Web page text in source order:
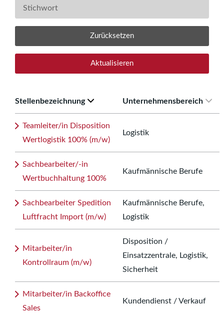
Zurücksetzen
Aktualisieren
Stellenbezeichnung Unternehmensbereich
Teamleiter/in Disposition
Wertlogistik 100% (m/w)
Logistik
Sachbearbeiter/-in
Wertbuchhaltung 100%
Kaufmännische Berufe
Sachbearbeiter Spedition
Luftfracht Import (m/w)
Kaufmännische Berufe,
Logistik
Mitarbeiter/in
Kontrollraum (m/w)
Disposition /
Einsatzzentrale, Logistik,
Sicherheit
Mitarbeiter/in Backoffice
Sales
Kundendienst / Verkauf